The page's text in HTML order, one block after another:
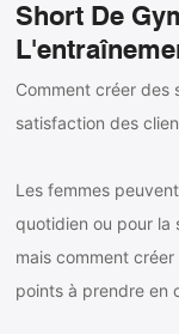
Short De
Comment créer des
satisfaction des
Les femmes
quotidien ou pour la
mais comment
points à prendre en